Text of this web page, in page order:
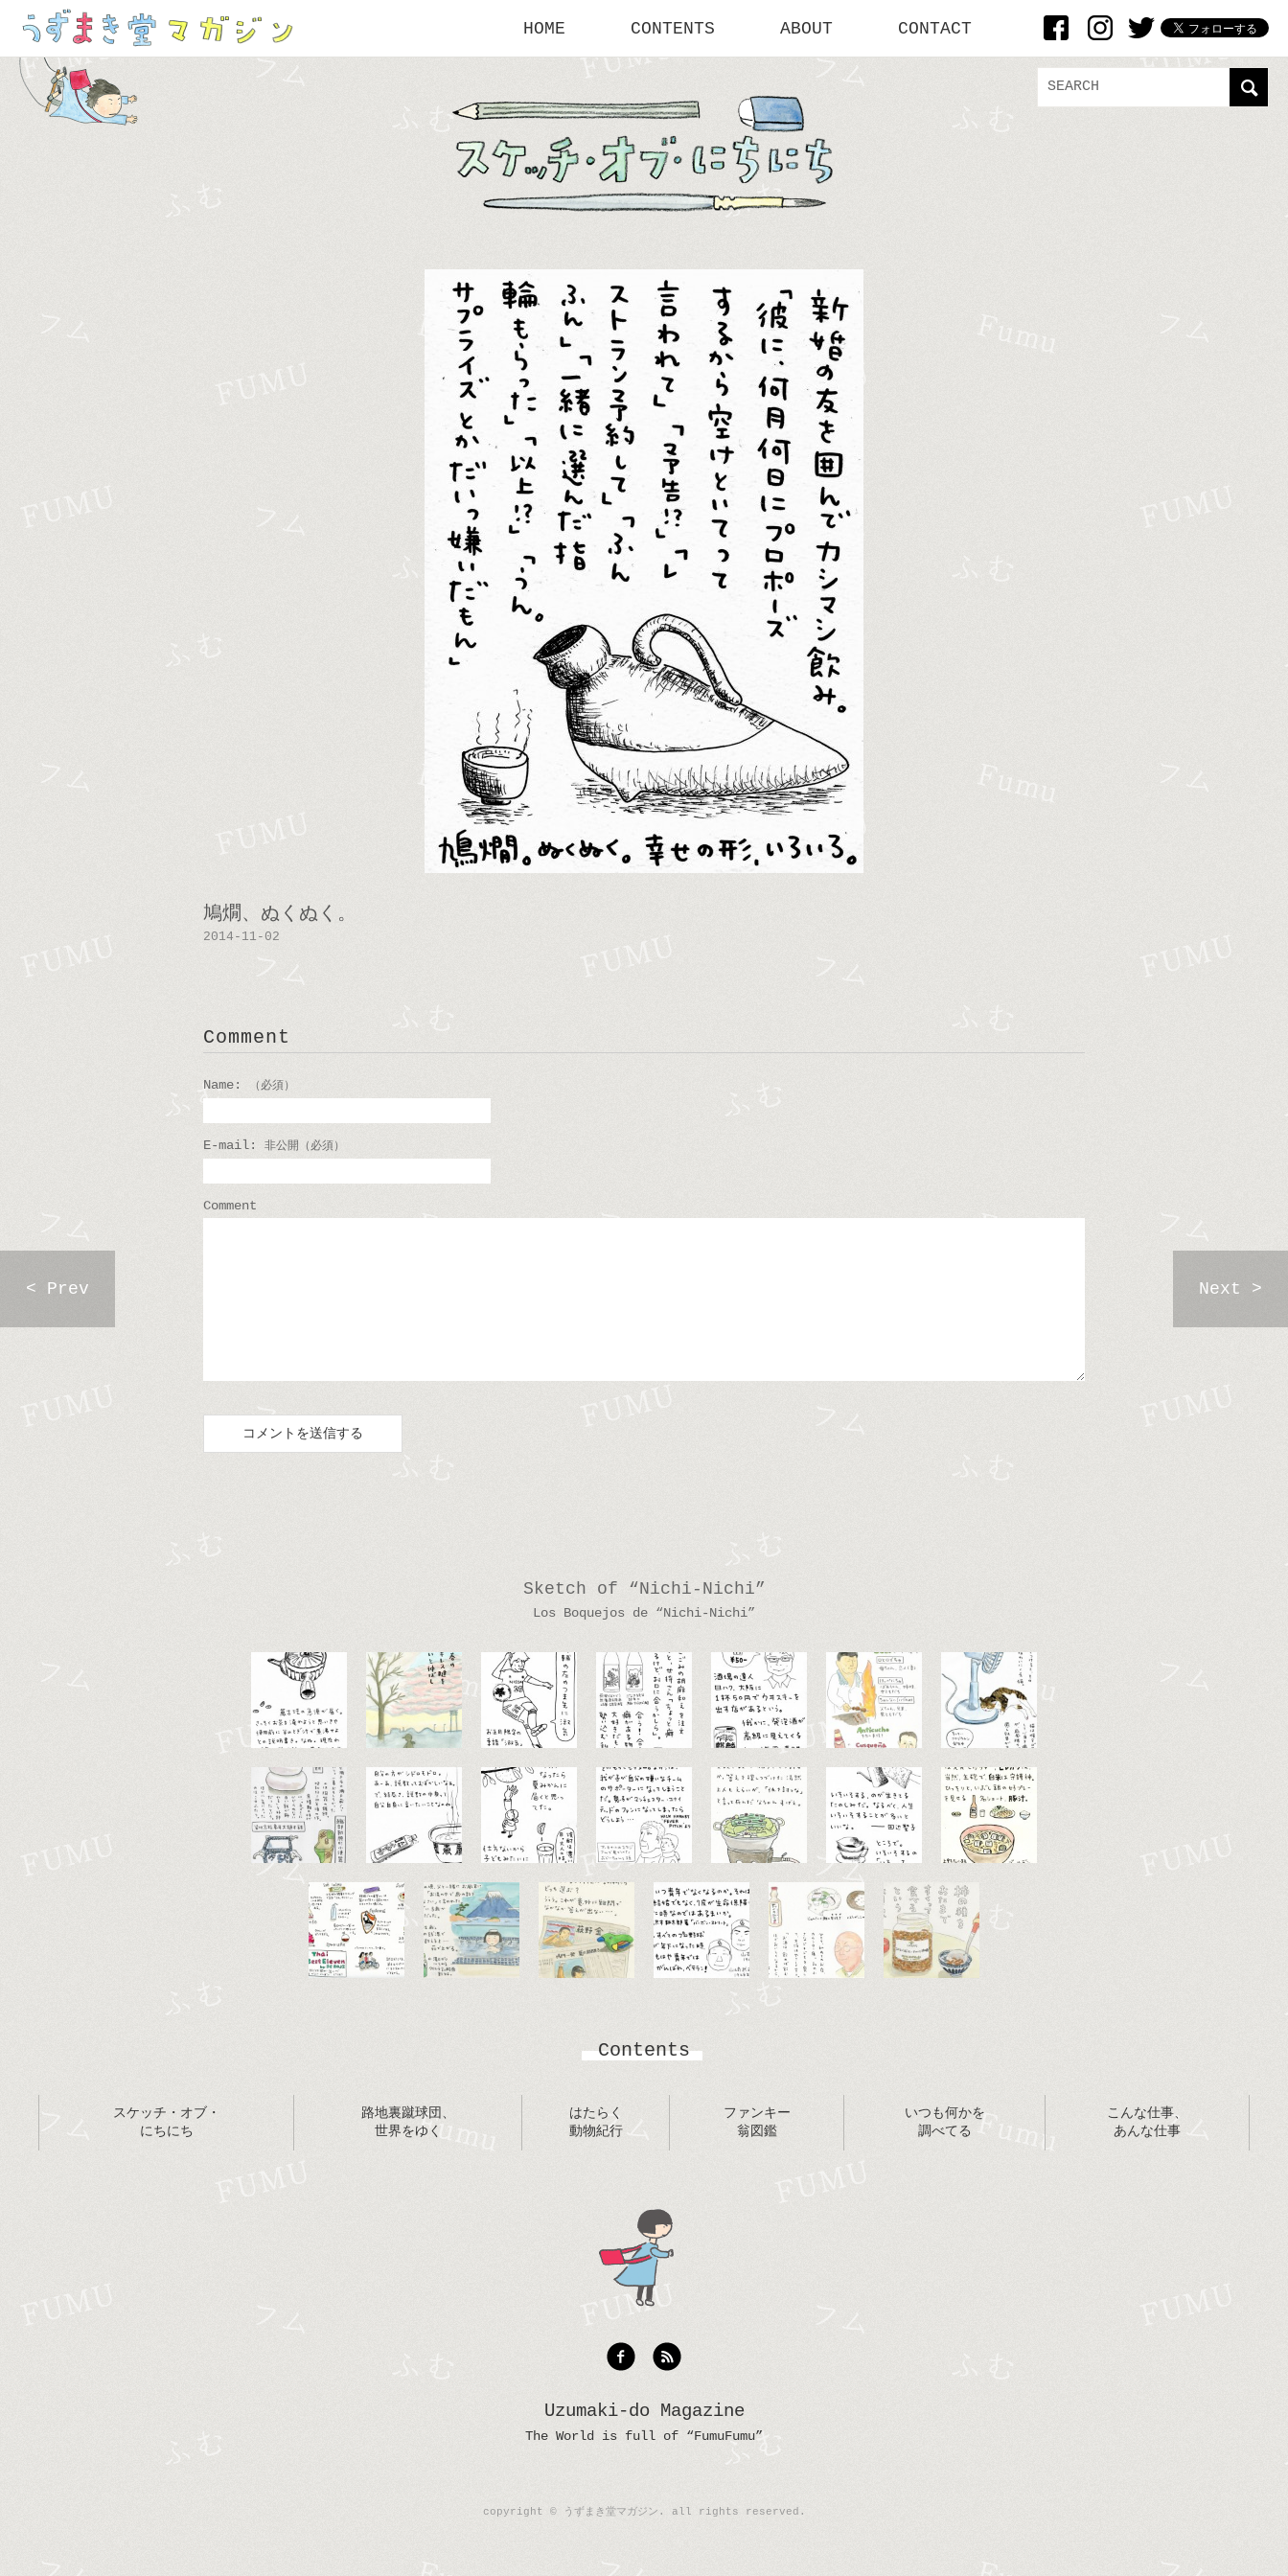
HOME CONTENTS ABOUT CONTACT
鳩燗、ぬくぬく。
2014-11-02
< Prev Next >
Comment
Name: （必須）
E-mail: 非公開（必須）
Comment
Sketch of “Nichi-Nichi”
Los Boquejos de “Nichi-Nichi”
Contents
スケッチ・オブ・
にちにち
路地裏蹴球団、
世界をゆく
はたらく
動物紀行
ファンキー
翁図鑑
いつも何かを
調べてる
こんな仕事、
あんな仕事
Uzumaki-do Magazine
The World is full of “FumuFumu”
copyright © うずまき堂マガジン. all rights reserved.